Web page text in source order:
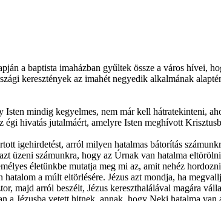
a baptista imaházban gyűltek össze a város hívei,
keresztények az imahét negyedik alkalmának
Isten mindig kegyelmes, nem már kell hátratekinteni,
hivatás jutalmáért, amelyre Isten meghívott
igehirdetést, arról milyen hatalmas bátorítás
üzeni számunkra, hogy az Úrnak van hatalma
életünkbe mutatja meg mi az, amit nehéz
a múlt eltörlésére. Jézus azt mondja, ha
majd arról beszélt, Jézus kereszthalálával magára
a Jézusba vetett hitnek, annak, hogy Neki hatalma van